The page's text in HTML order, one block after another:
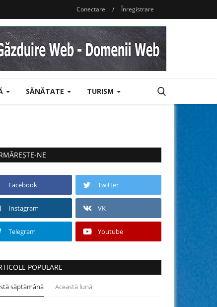
Conectare / Înregistrare
SĂNĂTATE TURISM
NE
Facebook Twitter
Instagram VK
Telegram Youtube
POPULARE
săptămână Această lună